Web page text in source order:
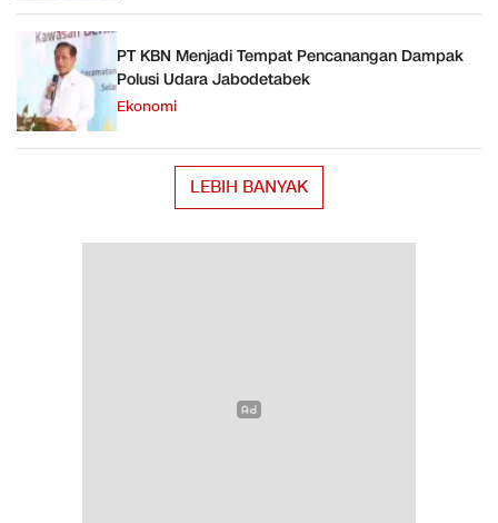
PT KBN Menjadi Tempat Pencanangan Dampak
Polusi Udara Jabodetabek
Ekonomi
LEBIH BANYAK